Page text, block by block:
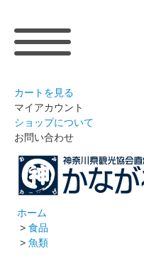
カートを見る
マイアカウント
ショップについて
お問い合わせ
ホーム
>食品
>魚類